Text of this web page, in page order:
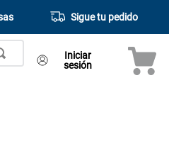
Sigue tu pedido
Iniciar
sesión